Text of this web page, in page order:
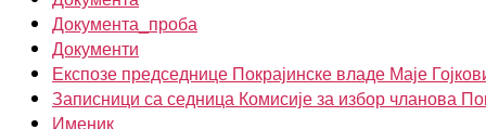
Документа_проба
Документи
Експозе председнице Покрајинске владе Маје
Записници са седница Комисије за избор чланова
Именик